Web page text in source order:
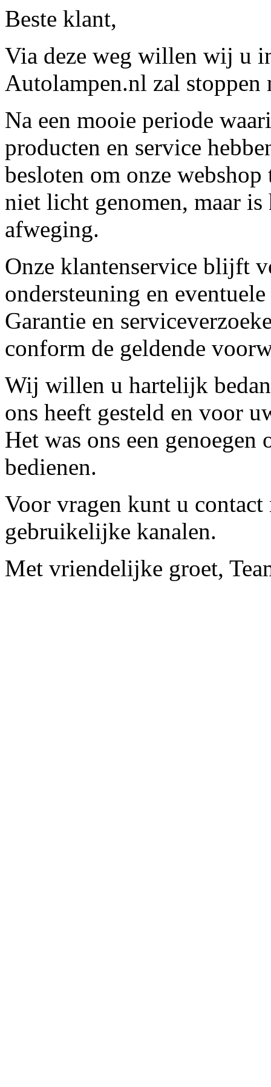
Beste klant,
Via deze weg willen wij u
Autolampen.nl zal stoppen
Na een mooie periode
producten en service
besloten om onze
niet licht genomen, maar
afweging.
Onze klantenservice blijft
ondersteuning en
Garantie en
conform de geldende
Wij willen u hartelijk
ons heeft gesteld en voor
Het was ons een
bedienen.
Voor vragen kunt u contact
gebruikelijke kanalen.
Met vriendelijke groet,